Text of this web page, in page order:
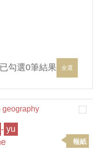
已勾選0筆結果 全選
geography
- yu
報紙